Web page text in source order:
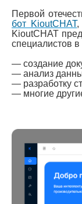
Первой
бот KioutCHAT,
KioutCHAT
специалистов
— создание
— анализ
— разработку
— многие